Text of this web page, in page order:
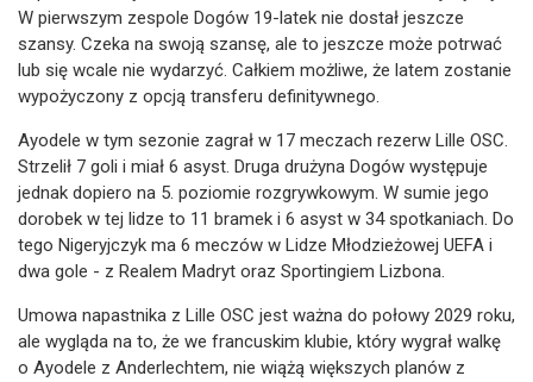
W pierwszym zespole Dogów 19-latek nie dostał jeszcze
szansy. Czeka na swoją szansę, ale to jeszcze może potrwać
lub się wcale nie wydarzyć. Całkiem możliwe, że latem zostanie
wypożyczony z opcją transferu definitywnego.
Ayodele w tym sezonie zagrał w 17 meczach rezerw Lille OSC.
Strzelił 7 goli i miał 6 asyst. Druga drużyna Dogów występuje
jednak dopiero na 5. poziomie rozgrywkowym. W sumie jego
dorobek w tej lidze to 11 bramek i 6 asyst w 34 spotkaniach. Do
tego Nigeryjczyk ma 6 meczów w Lidze Młodzieżowej UEFA i
dwa gole - z Realem Madryt oraz Sportingiem Lizbona.
Umowa napastnika z Lille OSC jest ważna do połowy 2029 roku,
ale wygląda na to, że we francuskim klubie, który wygrał walkę
o Ayodele z Anderlechtem, nie wiążą większych planów z